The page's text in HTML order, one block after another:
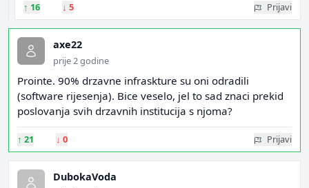
↑ 16 ↓ 5 Prijavi
axe22
prije 2 godine
Prointe. 90% drzavne infraskture su oni odradili
(software rijesenja). Bice veselo, jel to sad znaci prekid
poslovanja svih drzavnih institucija s njoma?
↑ 21 ↓ 0 Prijavi
DubokaVoda